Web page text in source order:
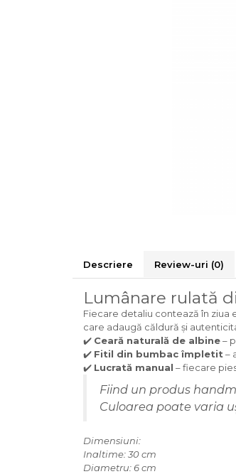
Descriere Review-uri (0)
Lumânare rulată
Fiecare detaliu contează în ziua
care adaugă căldură și
✔️ Ceară naturală de albine–
✔️ Fitil din bumbac împletit –
✔️ Lucrată manual – fiecare
Fiind un produs
Culoarea poate varia
Dimensiuni:
Inaltime: 30 cm
Diametru: 6 cm